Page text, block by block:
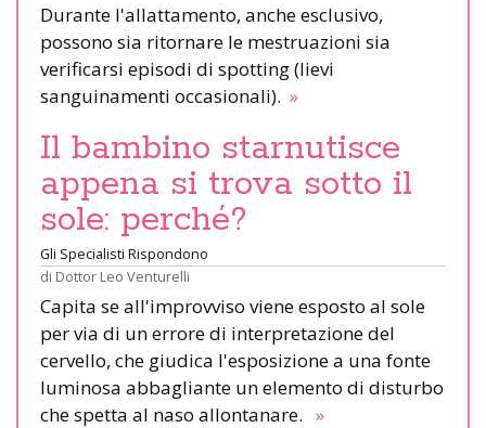
Durante l'allattamento, anche esclusivo,
possono sia ritornare le mestruazioni sia
verificarsi episodi di spotting (lievi
sanguinamenti occasionali). »
Il bambino starnutisce
appena si trova sotto il
sole: perché?
Gli Specialisti Rispondono
di Dottor Leo Venturelli
Capita se all'improvviso viene esposto al sole
per via di un errore di interpretazione del
cervello, che giudica l'esposizione a una fonte
luminosa abbagliante un elemento di disturbo
che spetta al naso allontanare. »